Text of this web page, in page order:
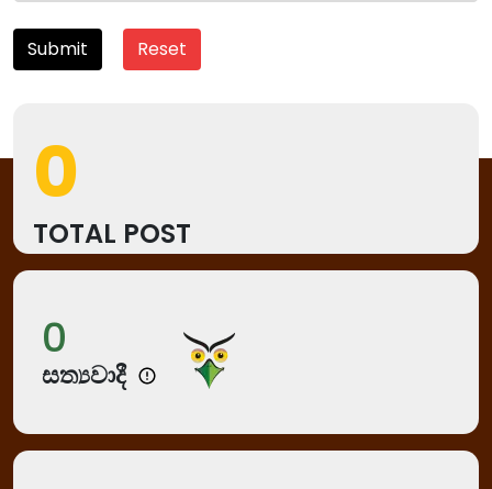
Submit Reset
0
TOTAL POST
0
සත්‍යවාදී